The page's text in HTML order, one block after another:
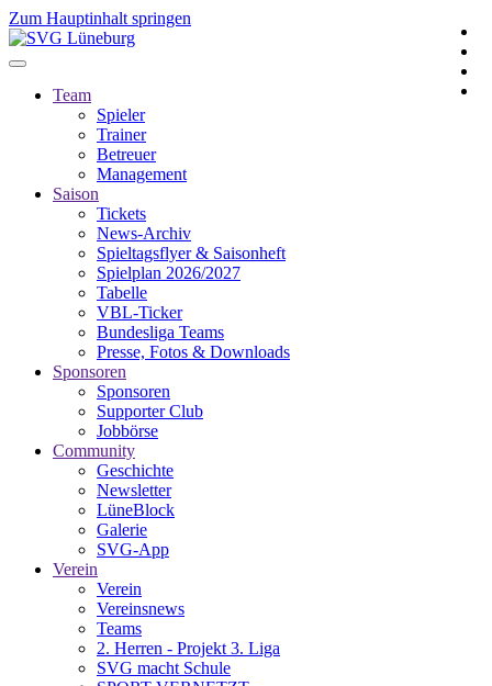
Zum Hauptinhalt springen
Team
Spieler
Trainer
Betreuer
Management
Saison
Tickets
News-Archiv
Spieltagsflyer & Saisonheft
Spielplan 2026/2027
Tabelle
VBL-Ticker
Bundesliga Teams
Presse, Fotos & Downloads
Sponsoren
Sponsoren
Supporter Club
Jobbörse
Community
Geschichte
Newsletter
LüneBlock
Galerie
SVG-App
Verein
Verein
Vereinsnews
Teams
2. Herren - Projekt 3. Liga
SVG macht Schule